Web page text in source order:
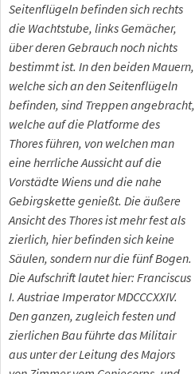
Seitenflügeln befinden sich rechts
die Wachtstube, links Gemächer,
über deren Gebrauch noch nichts
bestimmt ist. In den beiden Mauern,
welche sich an den Seitenflügeln
befinden, sind Treppen angebracht,
welche auf die Platforme des
Thores führen, von welchen man
eine herrliche Aussicht auf die
Vorstädte Wiens und die nahe
Gebirgskette genießt. Die äußere
Ansicht des Thores ist mehr fest als
zierlich, hier befinden sich keine
Säulen, sondern nur die fünf Bogen.
Die Aufschrift lautet hier: Franciscus
I. Austriae Imperator MDCCCXXIV.
Den ganzen, zugleich festen und
zierlichen Bau führte das Militair
aus unter der Leitung des Majors